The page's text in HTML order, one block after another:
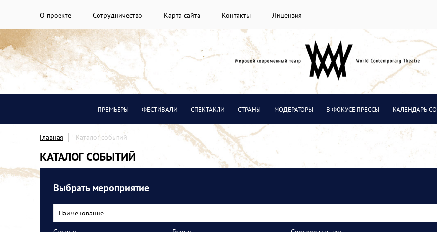
О проекте Сотрудничество Карта сайта Контакты Лицензия
ПРЕМЬЕРЫ ФЕСТИВАЛИ СПЕКТАКЛИ СТРАНЫ МОДЕРАТОРЫ В ФОКУСЕ ПРЕССЫ КАЛЕНДАРЬ
Главная Каталог событий
КАТАЛОГ СОБЫТИЙ
Выбрать мероприятие